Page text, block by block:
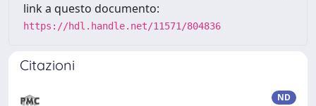
link a questo documento:
https://hdl.handle.net/11571/804836
Citazioni
ND